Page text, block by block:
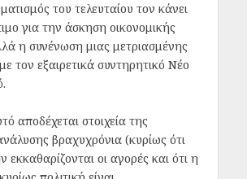
του τελευταίου τον κάνει
για την άσκηση οικονομικής
η συνένωση μιας μετριασμένης
τον εξαιρετικά συντηρητικό Νέο
αποδέχεται στοιχεία της
βραχυχρόνια (κυρίως ότι
εκκαθαρίζονται οι αγορές και ότι η